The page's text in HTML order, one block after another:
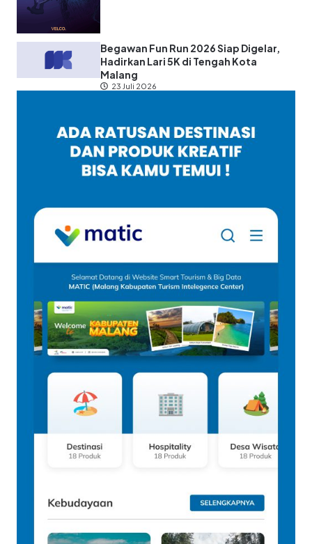
Begawan Fun Run 2026 Siap Digelar,
Hadirkan Lari 5K di Tengah Kota
Malang
23 Juli 2026